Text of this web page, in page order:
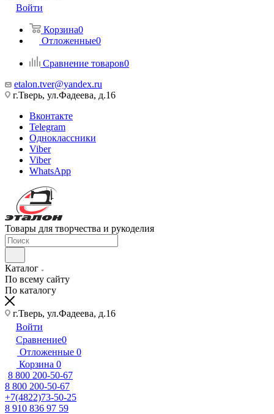
Войти
Корзина0
Отложенные0
Сравнение товаров0
etalon.tver@yandex.ru
г.Тверь, ул.Фадеева, д.16
Вконтакте
Telegram
Одноклассники
Viber
Viber
WhatsApp
Товары для творчества и рукоделия
Каталог
По всему сайту
По каталогу
г.Тверь, ул.Фадеева, д.16
Войти
Сравнение0
Отложенные 0
Корзина 0
8 800 200-50-67
8 800 200-50-67
+7(4822)73-50-25
8 910 836 97 59